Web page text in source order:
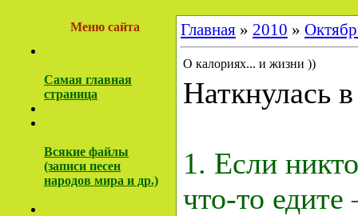
Меню сайта
Самая главная
страница
Всякие файлы
(записи песен
народов мира и др.)
Главная » 2010 »
О калориях... и жизни ))
Наткнулась
1. Если
что-то едите